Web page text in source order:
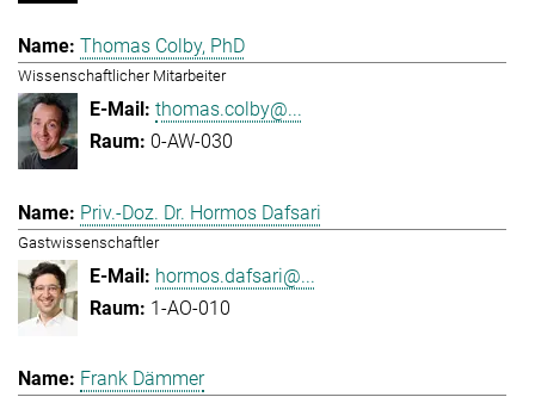
Thomas Colby, PhD
Wissenschaftlicher Mitarbeiter
thomas.colby@...
0-AW-030
Priv.-Doz. Dr. Hormos Dafsari
Gastwissenschaftler
hormos.dafsari@...
1-AO-010
Frank Dämmer